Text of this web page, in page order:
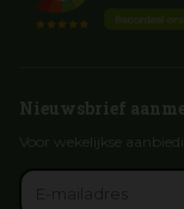
Nieuwsbrief
Voor wekelijkse